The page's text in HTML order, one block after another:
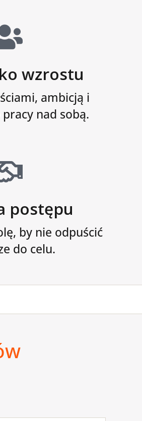
wzrostu
ambicją i
nad sobą.
postępu
by nie odpuścić
do celu.